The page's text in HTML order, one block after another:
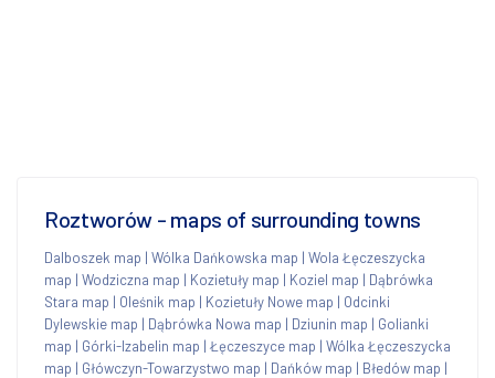
Roztworów - maps of surrounding towns
Dalboszek map | Wólka Dańkowska map | Wola Łęczeszycka
map | Wodziczna map | Kozietuły map | Koziel map | Dąbrówka
Stara map | Oleśnik map | Kozietuły Nowe map | Odcinki
Dylewskie map | Dąbrówka Nowa map | Dziunin map | Golianki
map | Górki-Izabelin map | Łęczeszyce map | Wólka Łęczeszycka
map | Główczyn-Towarzystwo map | Dańków map | Błedów map |